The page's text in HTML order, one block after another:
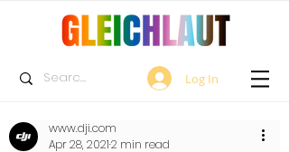
Log In
www.dji.com
Apr 28, 20212 min read